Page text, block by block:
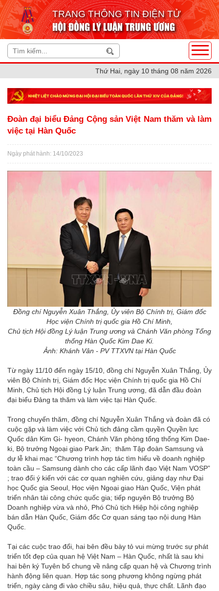
TRANG THÔNG TIN ĐIỆN TỬ
HỘI ĐỒNG LÝ LUẬN TRUNG ƯƠNG
Thứ Hai, ngày 10 tháng 08 năm 2026
Đoàn đại biểu Đảng Cộng sản Việt Nam thăm và làm
việc tại Hàn Quốc
Ngày phát hành: 14/10/2023
Đồng chí Nguyễn Xuân Thắng, Ủy viên Bộ Chính trị, Giám đốc
Học viện Chính trị quốc gia Hồ Chí Minh,
Chủ tịch Hội đồng Lý luận Trung ương và Chánh Văn phòng Tổng
thống Hàn Quốc Kim Dae Ki.
Ảnh: Khánh Vân - PV TTXVN tại Hàn Quốc
Từ ngày 11/10 đến ngày 15/10, đồng chí Nguyễn Xuân Thắng, Ủy
viên Bộ Chính trị, Giám đốc Học viện Chính trị quốc gia Hồ Chí
Minh, Chủ tịch Hội đồng Lý luận Trung ương, đã dẫn đầu đoàn
đại biểu Đảng ta thăm và làm việc tại Hàn Quốc.
Trong chuyến thăm, đồng chí Nguyễn Xuân Thắng và đoàn đã có
cuộc gặp và làm việc với Chủ tịch đảng cầm quyền Quyền lực
Quốc dân Kim Gi- hyeon, Chánh Văn phòng tổng thống Kim Dae-
ki, Bộ trưởng Ngoại giao Park Jin; thăm Tập đoàn Samsung và
dự lễ khai mạc “Chương trình hợp tác tìm hiểu về doanh nghiệp
toàn cầu – Samsung dành cho các cấp lãnh đạo Việt Nam VOSP”
; trao đổi ý kiến với các cơ quan nghiên cứu, giảng dạy như Đại
học Quốc gia Seoul, Học viện Ngoại giao Hàn Quốc, Viện phát
triển nhân tài công chức quốc gia; tiếp nguyên Bộ trưởng Bộ
Doanh nghiệp vừa và nhỏ, Phó Chủ tịch Hiệp hội công nghiệp
bán dẫn Hàn Quốc, Giám đốc Cơ quan sáng tạo nội dung Hàn
Quốc.
Tại các cuộc trao đổi, hai bên đều bày tỏ vui mừng trước sự phát
triển tốt đẹp của quan hệ Việt Nam – Hàn Quốc, nhất là sau khi
hai bên ký Tuyên bố chung về nâng cấp quan hệ và Chương trình
hành động liên quan. Hợp tác song phương không ngừng phát
triển, ngày càng đi vào chiều sâu, hiệu quả, thực chất. Lãnh đạo